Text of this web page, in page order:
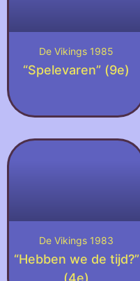
De Vikings 1985
“Spelevaren” (9e)
De Vikings 1983
“Hebben we de tijd?”
(4e)